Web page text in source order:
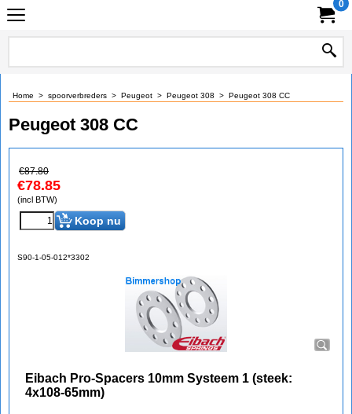
0
Home > spoorverbreders > Peugeot > Peugeot 308 > Peugeot 308 CC
Peugeot 308 CC
€87.80
€78.85
(incl BTW)
Koop nu
S90-1-05-012*3302
Eibach Pro-Spacers 10mm Systeem 1 (steek:
4x108-65mm)